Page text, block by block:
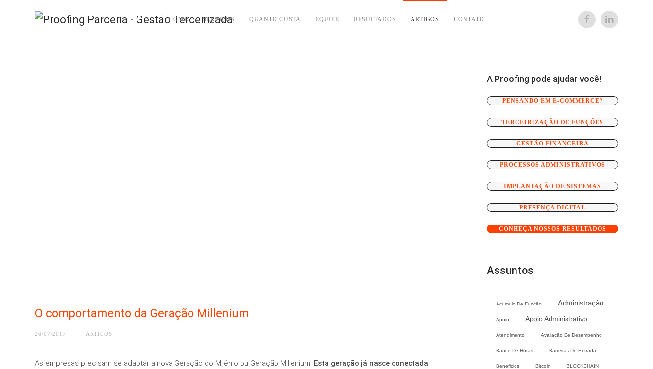
HOME SERVIÇOS QUANTO CUSTA EQUIPE RESULTADOS ARTIGOS CONTATO
O comportamento da Geração Millenium
26/07/2017 ARTIGOS
As empresas precisam se adaptar a nova Geração do Milênio ou Geração Millenium. Esta geração já nasce conectada.
A Proofing pode ajudar você!
PENSANDO EM E-COMMERCE?
TERCEIRIZAÇÃO DE FUNÇÕES
GESTÃO FINANCEIRA
PROCESSOS ADMINISTRATIVOS
IMPLANTAÇÃO DE SISTEMAS
PRESENÇA DIGITAL
CONHEÇA NOSSOS RESULTADOS
Assuntos
Acúmulo De Função Administração
Apoio Apoio Administrativo
Atendimento Avaliação De Desempenho
Banco De Horas Barreiras De Entrada
Beneficios Bitcoin BLOCKCHAIN